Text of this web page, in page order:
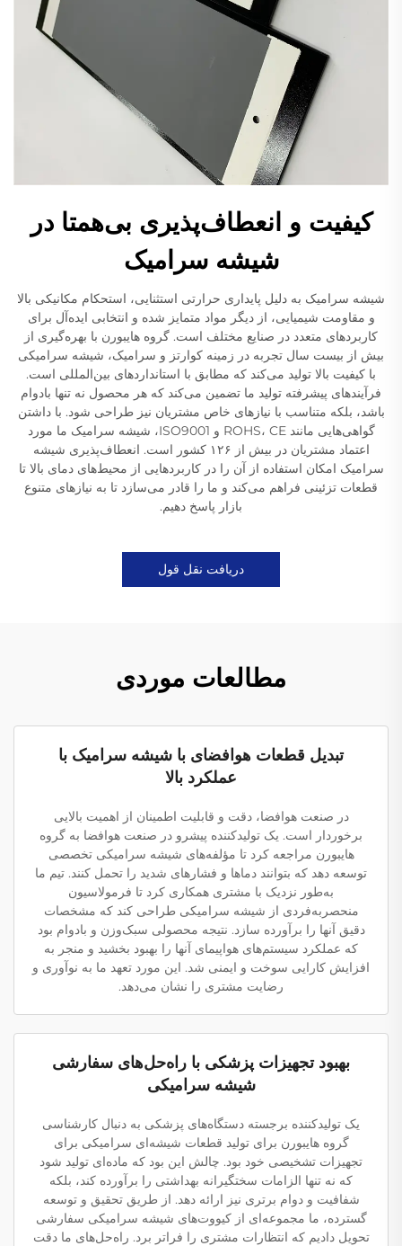
کیفیت و انعطاف‌پذیری بی‌همتا در
شیشه سرامیک
شیشه سرامیک به دلیل پایداری حرارتی استثنایی، استحکام مکانیکی بالا
و مقاومت شیمیایی، از دیگر مواد متمایز شده و انتخابی ایده‌آل برای
کاربردهای متعدد در صنایع مختلف است. گروه هایبورن با بهره‌گیری از
بیش از بیست سال تجربه در زمینه کوارتز و سرامیک، شیشه سرامیکی
با کیفیت بالا تولید می‌کند که مطابق با استانداردهای بین‌المللی است.
فرآیندهای پیشرفته تولید ما تضمین می‌کند که هر محصول نه تنها بادوام
باشد، بلکه متناسب با نیازهای خاص مشتریان نیز طراحی شود. با داشتن
گواهی‌هایی مانند ROHS، CE و ISO9001، شیشه سرامیک ما مورد
اعتماد مشتریان در بیش از ۱۲۶ کشور است. انعطاف‌پذیری شیشه
سرامیک امکان استفاده از آن را در کاربردهایی از محیط‌های دمای بالا تا
قطعات تزئینی فراهم می‌کند و ما را قادر می‌سازد تا به نیازهای متنوع
بازار پاسخ دهیم.
دریافت نقل قول
مطالعات موردی
تبدیل قطعات هوافضای با شیشه سرامیک با
عملکرد بالا
در صنعت هوافضا، دقت و قابلیت اطمینان از اهمیت بالایی
برخوردار است. یک تولیدکننده پیشرو در صنعت هوافضا به گروه
هایبورن مراجعه کرد تا مؤلفه‌های شیشه سرامیکی تخصصی
توسعه دهد که بتوانند دماها و فشارهای شدید را تحمل کنند. تیم ما
به‌طور نزدیک با مشتری همکاری کرد تا فرمولاسیون
منحصربه‌فردی از شیشه سرامیکی طراحی کند که مشخصات
دقیق آنها را برآورده سازد. نتیجه محصولی سبک‌وزن و بادوام بود
که عملکرد سیستم‌های هواپیمای آنها را بهبود بخشید و منجر به
افزایش کارایی سوخت و ایمنی شد. این مورد تعهد ما به نوآوری و
رضایت مشتری را نشان می‌دهد.
بهبود تجهیزات پزشکی با راه‌حل‌های سفارشی
شیشه سرامیکی
یک تولیدکننده برجسته دستگاه‌های پزشکی به دنبال کارشناسی
گروه هایبورن برای تولید قطعات شیشه‌ای سرامیکی برای
تجهیزات تشخیصی خود بود. چالش این بود که ماده‌ای تولید شود
که نه تنها الزامات سختگیرانه بهداشتی را برآورده کند، بلکه
شفافیت و دوام برتری نیز ارائه دهد. از طریق تحقیق و توسعه
گسترده، ما مجموعه‌ای از کیووت‌های شیشه سرامیکی سفارشی
تحویل دادیم که انتظارات مشتری را فراتر برد. راه‌حل‌های ما دقت